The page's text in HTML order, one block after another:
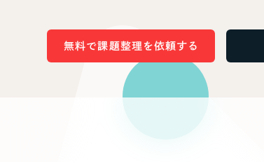
ブックマ
無料で課題整理を依頼する